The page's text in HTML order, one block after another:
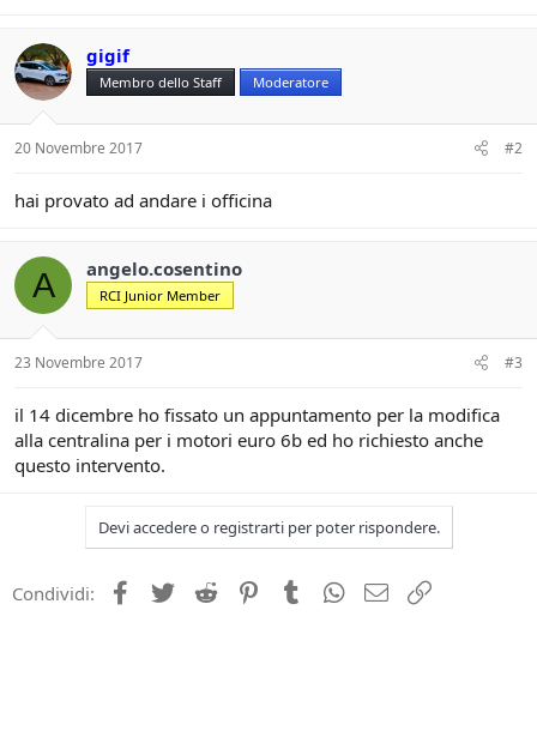
gigif
Membro dello Staff Moderatore
20 Novembre 2017 #2
hai provato ad andare i officina
A angelo.cosentino
RCI Junior Member
23 Novembre 2017 #3
il 14 dicembre ho fissato un appuntamento per la modifica
alla centralina per i motori euro 6b ed ho richiesto anche
questo intervento.
Devi accedere o registrarti per poter rispondere.
Condividi: Facebook
Twitter Reddit PinterestTumblrWhatsApp
e-mail